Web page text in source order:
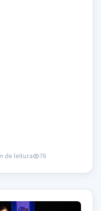
de leitura 76